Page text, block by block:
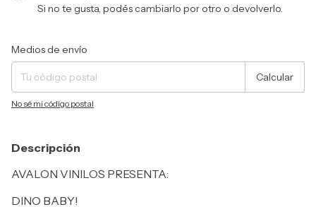
Si no te gusta, podés cambiarlo por otro o devolverlo.
Entregas para el CP:
Medios de envío
Calcular
No sé mi código postal
Descripción
AVALON VINILOS PRESENTA:
DINO BABY!